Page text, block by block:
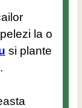
la o
si plante